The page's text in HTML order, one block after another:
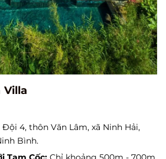
Villa
Đội 4, thôn Văn Lâm, xã Ninh Hải,
Bình.